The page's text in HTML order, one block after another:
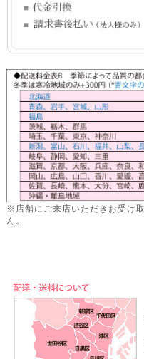
※店舗にご来店いただきお受け
ん。